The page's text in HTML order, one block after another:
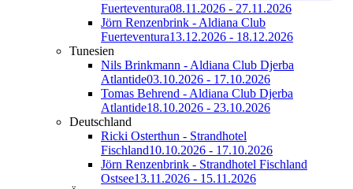
Fuerteventura08.11.2026 - 27.11.2026
Jörn Renzenbrink - Aldiana Club
Fuerteventura13.12.2026 - 18.12.2026
Tunesien
Nils Brinkmann - Aldiana Club Djerba
Atlantide03.10.2026 - 17.10.2026
Tomas Behrend - Aldiana Club Djerba
Atlantide18.10.2026 - 23.10.2026
Deutschland
Ricki Osterthun - Strandhotel
Fischland10.10.2026 - 17.10.2026
Jörn Renzenbrink - Strandhotel Fischland
Ostsee13.11.2026 - 15.11.2026